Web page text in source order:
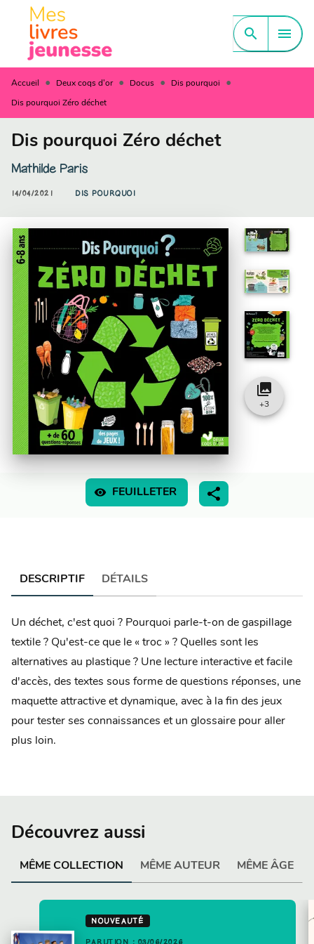
MENU CONTENU
PIED DE PAGE
search menu
Accueil • Deux coqs d'or • Docus • Dis pourquoi •
Dis pourquoi Zéro déchet
Dis pourquoi Zéro déchet
Mathilde Paris
14/04/2021 DIS POURQUOI
visibility FEUILLETER
collections
+3
DESCRIPTIF DÉTAILS
Un déchet, c'est quoi ? Pourquoi parle-t-on de gaspillage
textile ? Qu'est-ce que le « troc » ? Quelles sont les
alternatives au plastique ? Une lecture interactive et facile
d'accès, des textes sous forme de questions réponses, une
maquette attractive et dynamique, avec à la fin des jeux
pour tester ses connaissances et un glossaire pour aller
plus loin.
Découvrez aussi
MÊME COLLECTION MÊME AUTEUR MÊME ÂGE
NOUVEAUTÉ